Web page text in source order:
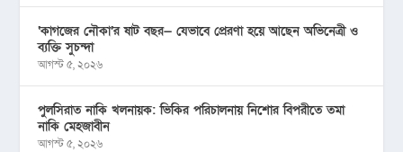
‘কাগজের নৌকা’র ষাট বছর— যেভাবে প্রেরণা হয়ে আছেন অভিনেত্রী ও
ব্যক্তি সুচন্দা
আগস্ট ৫, ২০২৬
পুলসিরাত নাকি খলনায়ক: ভিকির পরিচালনায় নিশোর বিপরীতে তমা
নাকি মেহজাবীন
আগস্ট ৫, ২০২৬